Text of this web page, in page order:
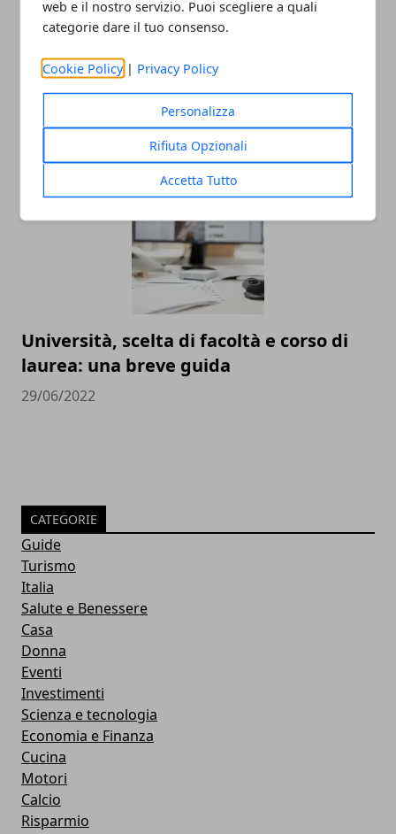
web e il nostro servizio. Puoi scegliere a quali
categorie dare il tuo consenso.
Cookie Policy | Privacy Policy
Personalizza
Rifiuta Opzionali
Accetta Tutto
La melagrana: un Superfood dalle
proprietà sorprendenti
Università, scelta di facoltà e corso di
laurea: una breve guida
29/06/2022
CATEGORIE
Guide
Turismo
Italia
Salute e Benessere
Casa
Donna
Eventi
Investimenti
Scienza e tecnologia
Economia e Finanza
Cucina
Motori
Calcio
Risparmio